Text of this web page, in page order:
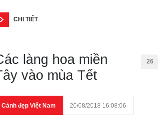
CHI TIẾT
làng hoa miền
vào mùa Tết
26
Cảnh đẹp Việt Nam 20/08/2018 16:08:06